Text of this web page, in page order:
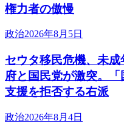
権力者の傲慢
政治2026年8月5日
セウタ移民危機、未
府と国民党が激突。
支援を拒否する右派
政治2026年8月4日